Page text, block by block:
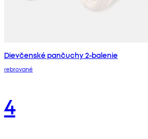
Dievčenské pančuchy 2-balenie
rebrované
4